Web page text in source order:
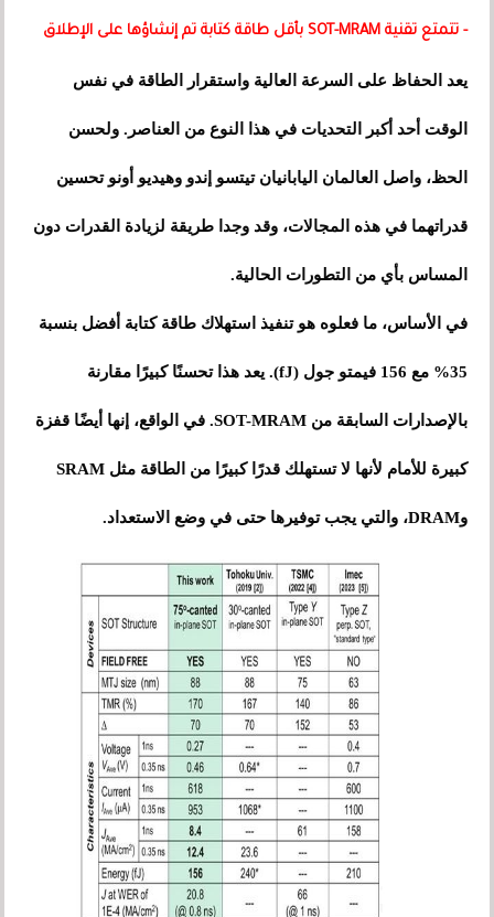
- تتمتع تقنية SOT-MRAM بأقل طاقة كتابة تم إنشاؤها على الإطلاق
يعد الحفاظ على السرعة العالية واستقرار الطاقة في نفس
الوقت أحد أكبر التحديات في هذا النوع من العناصر. ولحسن
الحظ، واصل العالمان اليابانيان تيتسو إندو وهيديو أونو تحسين
قدراتهما في هذه المجالات، وقد وجدا طريقة لزيادة القدرات دون
المساس بأي من التطورات الحالية.
في الأساس، ما فعلوه هو تنفيذ استهلاك طاقة كتابة أفضل بنسبة
35% مع 156 فيمتو جول (fJ). يعد هذا تحسنًا كبيرًا مقارنة
بالإصدارات السابقة من SOT-MRAM. في الواقع، إنها أيضًا قفزة
كبيرة للأمام لأنها لا تستهلك قدرًا كبيرًا من الطاقة مثل SRAM
وDRAM، والتي يجب توفيرها حتى في وضع الاستعداد.